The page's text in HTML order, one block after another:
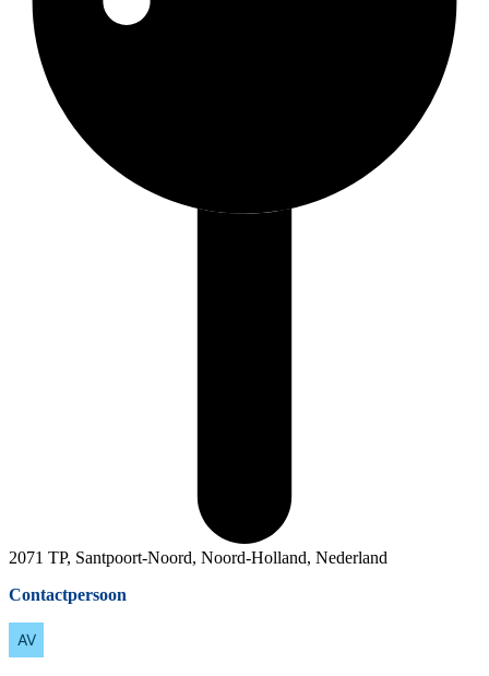
2071 TP, Santpoort-Noord, Noord-Holland, Nederland
Contactpersoon